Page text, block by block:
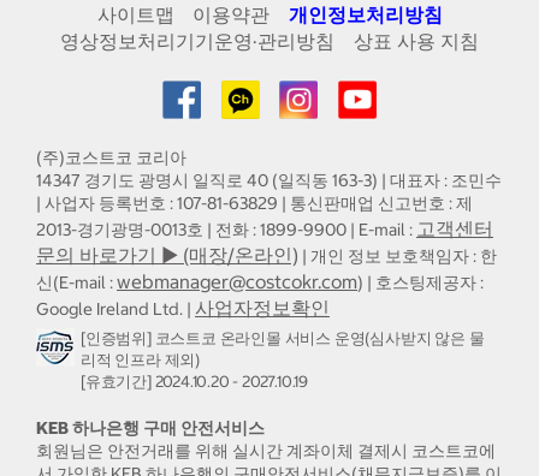
사이트맵 이용약관
개인정보처리방침
영상정보처리기기운영·관리방침
상표 사용 지침
(주)코스트코 코리아
14347 경기도 광명시 일직로 40 (일직동 163-3) | 대표자 : 조민수
| 사업자 등록번호 : 107-81-63829 | 통신판매업 신고번호 : 제
2013-경기광명-0013호 | 전화 : 1899-9900 | E-mail : 고객센터
문의 바로가기 ▶ (매장/온라인) | 개인 정보 보호책임자 : 한
신(E-mail :webmanager@costcokr.com) | 호스팅제공자 :
Google Ireland Ltd. | 사업자정보확인
[인증범위] 코스트코 온라인몰 서비스 운영(심사받지 않은 물
리적 인프라 제외)
[유효기간] 2024.10.20 - 2027.10.19
KEB 하나은행 구매 안전서비스
회원님은 안전거래를 위해 실시간 계좌이체 결제시 코스트코에